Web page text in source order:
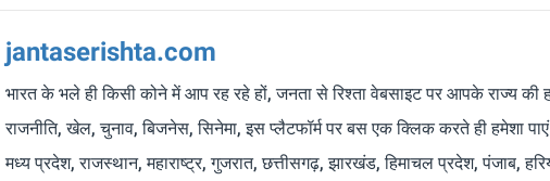
jantaserishta.com
भारत के भले ही किसी कोने में आप रह रहे हों, जनता से रिश्ता वेबसाइट पर आपके राज्य की
राजनीति, खेल, चुनाव, बिजनेस, सिनेमा, इस प्लैटफॉर्म पर बस एक क्लिक करते ही हमेशा
मध्य प्रदेश, राजस्थान, महाराष्ट्र, गुजरात, छत्तीसगढ़, झारखंड, हिमाचल प्रदेश, पंजाब,